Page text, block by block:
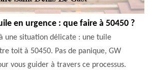
en urgence : que faire à 50450 ?
une situation délicate : une tuile
toit à 50450. Pas de panique, GW
vous guider à travers ce processus.